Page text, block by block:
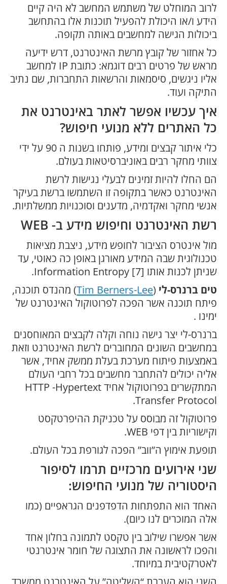
לרוב המוחלט של משתמש המחשב לא היה קיים
הידע ו/או היכולת להפעיל תוכנות אלו בהתחשב
ביכולות הגישה למחשבים באותה תקופה.
כל אחזור של קובץ מרשת האינטרנט, דרש ידיעה
מראש של פרטים רבים דוגמא: כתובת IP למחשב
אליו ניגשים, סיסמאות והרשאות התחברות, שם נתיב
התיקה ועוד.
איך עכשיו אפשר לאתר באינטרנט את
כל האתרים ללא מנועי חיפוש?
כלי איתור קבצים ומידע, פותחו בשנות ה 90 על ידי
צוותי מחקר רבים באוניברסיטאות בעולם.
הם החלו להיות זמינים לבעלי נגישות לרשת
האינטרנט כאשר בתקופה זו השתמשו ברשת בעיקר
אנשי מחקר ואקדמיה, מדענים וסוכנויות ממשלתיות.
רשת האינטרנט וחיפוש מידע ב- WEB
מול אינטרס הציבור לחופש מידע, ניצבת מציאות
טכנולוגית שבה המידע מאורגן באופן כה כאוטי, עד
שניתן לכנות אותו Information Entropy [7].
טים ברנרס-לי (
Tim Berners-Lee) מהנדס תוכנה,
פיתח תוכנה אשר הפכה לפרוטוקול האינטרנט של
ימינו .
ברנרס-לי יצר גישה נוחה וקלה לקבצים המאוחסנים
במחשבים השונים המחוברים לרשת האינטרנט וזאת
באמצעות פיתוח מערכת בעלת ממשק אחיד, אשר
אליה יכולים להתחבר מחשבים בכל רחבי העולם
המתקשרים בפרוטוקול אחיד HTTP -Hypertext
Transfer Protocol.
פרוטוקול זה מבוסס על טכניקת ההיפרטקסט
וקישוריות בין דפי WEB.
תופעת אימוץ ה”ווב” הפכה לגורפת בכל העולם.
שני אירועים מרכזיים תרמו לסיפור
היסטוריה של מנועי החיפוש:
האחד הוא התפתחות הדפדפנים הגראפיים (כמו
אלה המוכרים לנו כיום).
אשר אפשרו שילוב בין טקסט לתמונה בחלון אחד
והפכו לראשונה את התצוגה של חומר אינטרנטי
לאטרקטיבית במיוחד.